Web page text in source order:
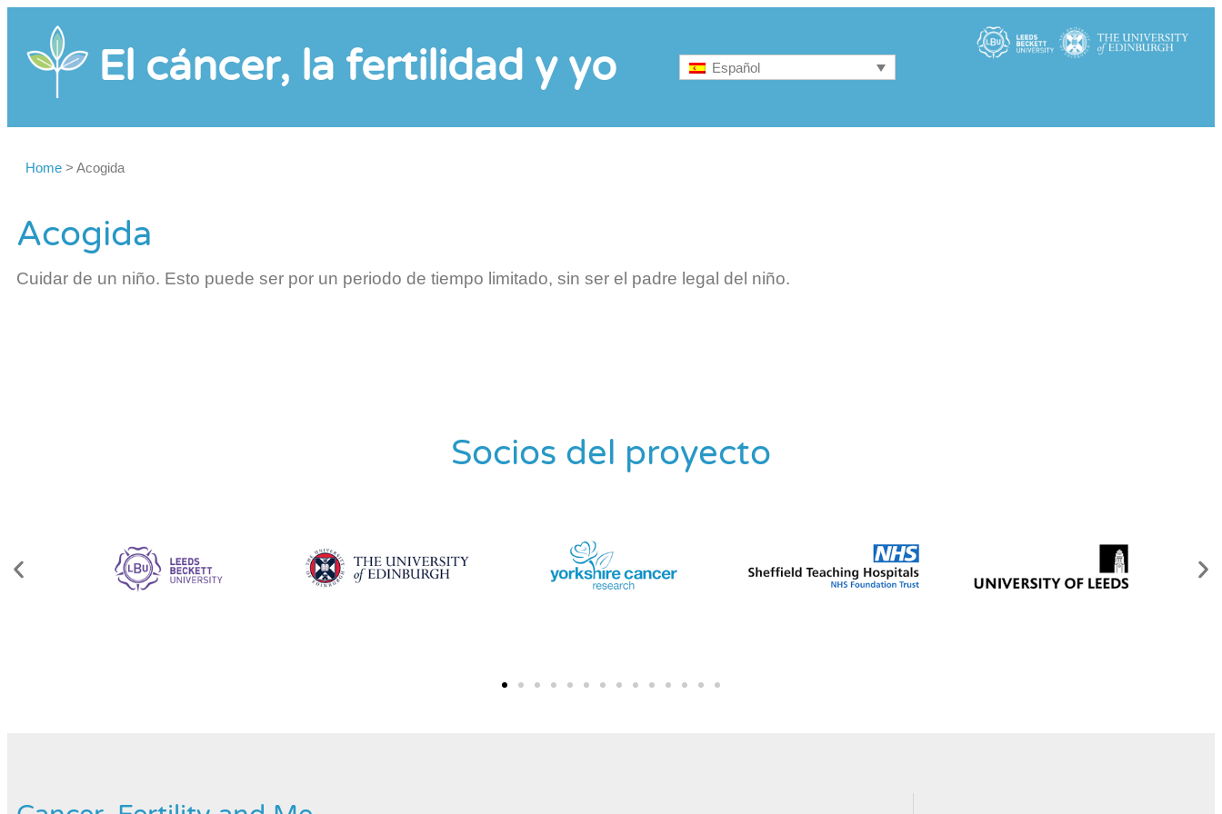
El cáncer, la fertilidad y yo Español
Home > Acogida
Acogida
Cuidar de un niño. Esto puede ser por un periodo de tiempo limitado, sin ser el padre legal del niño.
Socios del proyecto